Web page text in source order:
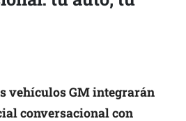
vehículos GM integrarán
conversacional con